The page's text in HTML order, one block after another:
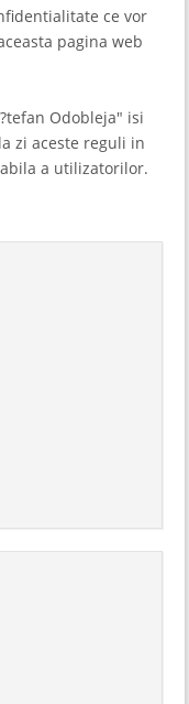
ce vor
pagina web
Odobleja" isi
zi aceste reguli in
a utilizatorilor.